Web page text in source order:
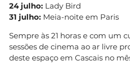
24 julho: Lady Bird
31 julho: Meia-noite em Paris
Sempre às 21 horas e com um
sessões de cinema ao ar livre
deste espaço em Cascais no